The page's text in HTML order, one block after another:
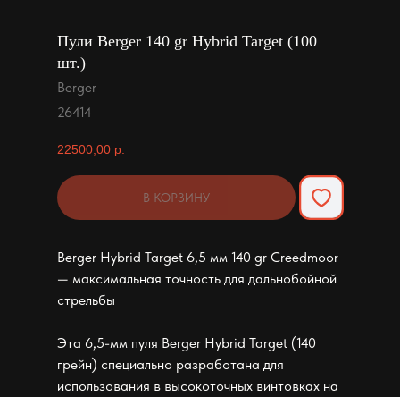
Пули Berger 140 gr Hybrid Target (100
шт.)
Berger
26414
22500,00 р.
В КОРЗИНУ
Berger Hybrid Target 6,5 мм 140 gr Creedmoor
— максимальная точность для дальнобойной
стрельбы
Эта 6,5-мм пуля Berger Hybrid Target (140
грейн) специально разработана для
использования в высокоточных винтовках на